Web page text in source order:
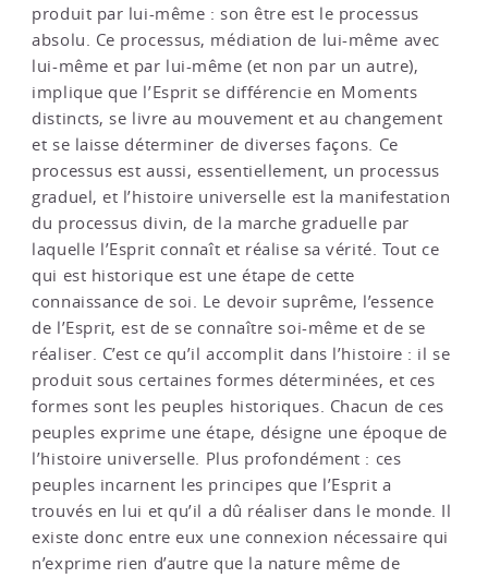
produit par lui-même : son être est le processus
absolu. Ce processus, médiation de lui-même avec
lui-même et par lui-même (et non par un autre),
implique que l’Esprit se différencie en Moments
distincts, se livre au mouvement et au changement
et se laisse déterminer de diverses façons. Ce
processus est aussi, essentiellement, un processus
graduel, et l’histoire universelle est la manifestation
du processus divin, de la marche graduelle par
laquelle l’Esprit connaît et réalise sa vérité. Tout ce
qui est historique est une étape de cette
connaissance de soi. Le devoir suprême, l’essence
de l’Esprit, est de se connaître soi-même et de se
réaliser. C’est ce qu’il accomplit dans l’histoire : il se
produit sous certaines formes déterminées, et ces
formes sont les peuples historiques. Chacun de ces
peuples exprime une étape, désigne une époque de
l’histoire universelle. Plus profondément : ces
peuples incarnent les principes que l’Esprit a
trouvés en lui et qu’il a dû réaliser dans le monde. Il
existe donc entre eux une connexion nécessaire qui
n’exprime rien d’autre que la nature même de